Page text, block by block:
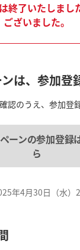
終了いたしまし
ございました。
は、参加登
認のうえ、参加登
ーンの参加登録
ら
年4月30日（水）